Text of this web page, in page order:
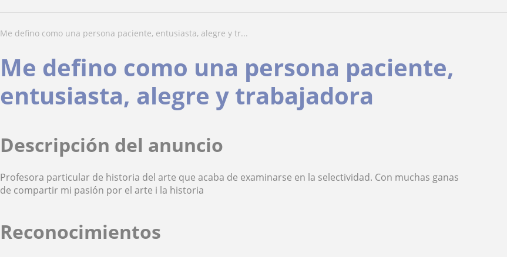
me defino como una persona paciente, entusiasta, alegre y tr...
Me defino como una persona paciente,
entusiasta, alegre y trabajadora
Descripción del anuncio
Profesora particular de historia del arte que acaba de examinarse en la selectividad. Con muchas ganas
de compartir mi pasión por el arte i la historia
Reconocimientos